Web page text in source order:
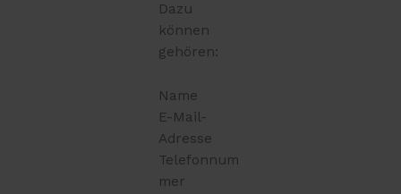
Dazu
können
gehören:
Name
E-Mail-
Adresse
Telefonnum
mer